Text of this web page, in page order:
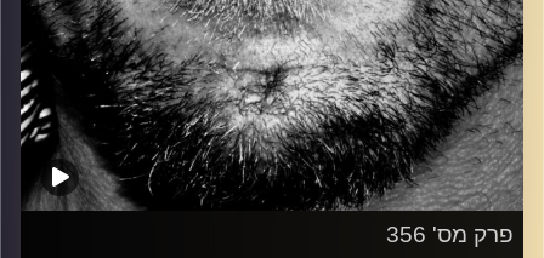
פרק מס' 356